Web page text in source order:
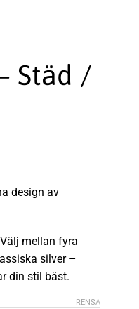
Städ /
design av
mellan fyra
silver –
din stil bäst.
RENSA